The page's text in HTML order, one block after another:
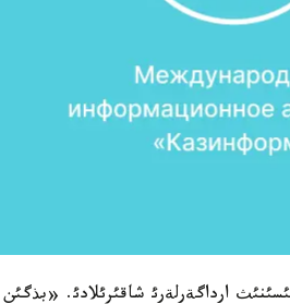
سوعئسئنئث ارداگةرلةرئ شاقئرئلادئ.